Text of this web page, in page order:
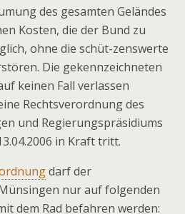
des gesamten Geländes
Kosten, die der Bund zu
ohne die schüt-zenswerte
Die gekennzeichneten
keinen Fall verlassen
Rechtsverordnung des
und Regierungspräsidiums
in Kraft tritt.
darf der
nur auf folgenden
dem Rad befahren werden: